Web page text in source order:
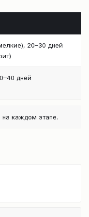
20–30 дней
дней
каждом этапе.